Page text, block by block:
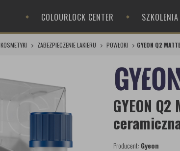
COLOURLOCK CENTER SZKOLENIA
KOSMETYKI ZABEZPIECZENIE LAKIERU POWŁOKI GYEON Q2
GYEON
Producent: Gyeon